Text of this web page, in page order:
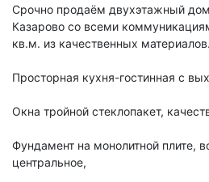
Срочно продаём двухэтажный
Казарово со всеми
кв.м. из качecтвенных матеpиалов.
Просторная кухня-гостинная с
Окна тройной стеклопакет,
Фундамeнт на мoнолитной плите,
центральное,